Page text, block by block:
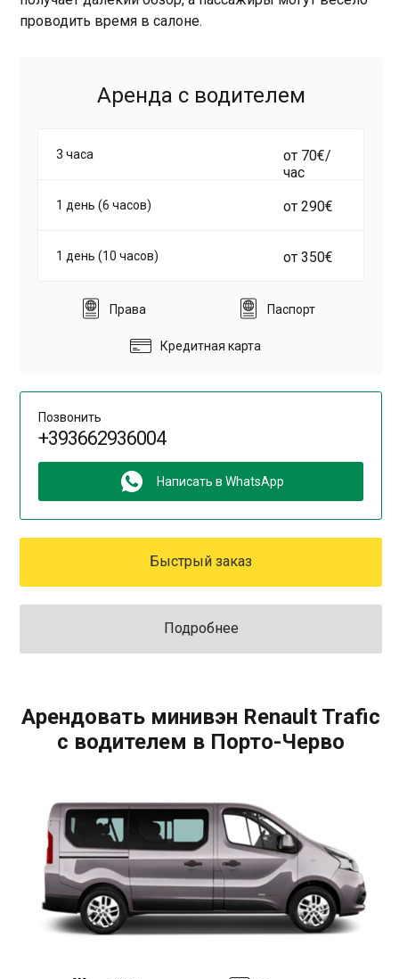
проводить время в салоне.
Аренда с водителем
3 часа
от 70€/
час
1 день (6 часов) от 290€
1 день (10 часов) от 350€
Права Паспорт
Кредитная карта
Позвонить
+393662936004
Написать в WhatsApp
Быстрый заказ
Подробнее
Арендовать минивэн Renault Trafic
с водителем в Порто-Черво